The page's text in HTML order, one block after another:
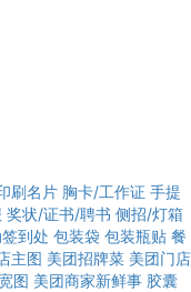
刷名片 胸卡/工作证 手提
奖状/证书/聘书 侧招/灯箱
到处 包装袋 包装瓶贴 餐
主图 美团招牌菜 美团门店
图 美团商家新鲜事 胶囊